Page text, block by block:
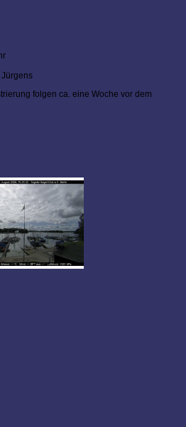
Jürgens
folgen ca. eine Woche vor dem